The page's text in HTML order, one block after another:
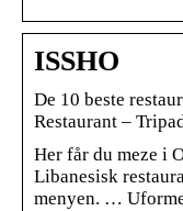
ISSHO
De 10 beste
Restaurant –
Her får du meze i
Libanesisk
menyen. …